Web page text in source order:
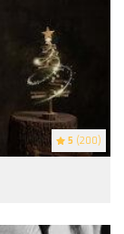
5 (200)